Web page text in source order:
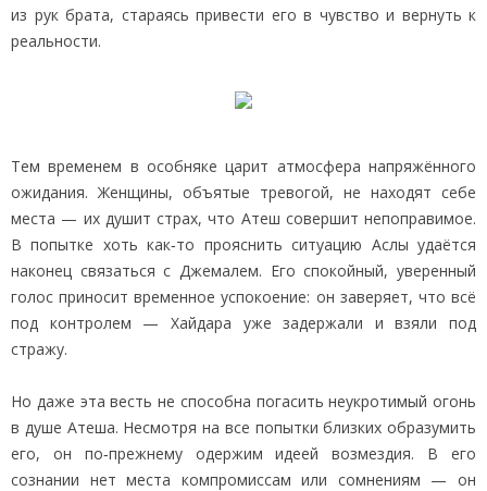
из рук брата, стараясь привести его в чувство и вернуть к
реальности.
Тем временем в особняке царит атмосфера напряжённого
ожидания. Женщины, объятые тревогой, не находят себе
места — их душит страх, что Атеш совершит непоправимое.
В попытке хоть как‑то прояснить ситуацию Аслы удаётся
наконец связаться с Джемалем. Его спокойный, уверенный
голос приносит временное успокоение: он заверяет, что всё
под контролем — Хайдара уже задержали и взяли под
стражу.
Но даже эта весть не способна погасить неукротимый огонь
в душе Атеша. Несмотря на все попытки близких образумить
его, он по‑прежнему одержим идеей возмездия. В его
сознании нет места компромиссам или сомнениям — он